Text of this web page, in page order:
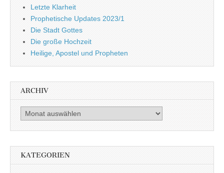
Letzte Klarheit
Prophetische Updates 2023/1
Die Stadt Gottes
Die große Hochzeit
Heilige, Apostel und Propheten
ARCHIV
Archiv
KATEGORIEN